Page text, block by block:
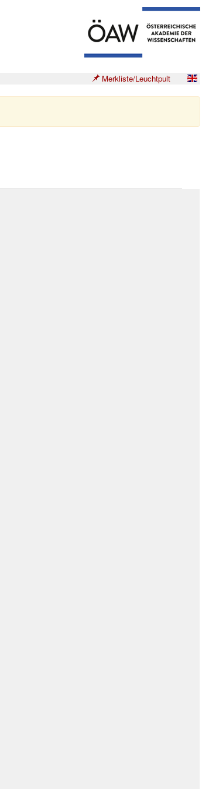
Merkliste/Leuchtpult